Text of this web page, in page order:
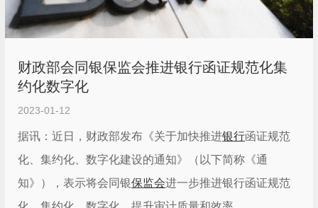
财政部会同银保监会推进银行函证规范化集
约化数字化
2023-01-12
据讯：近日，财政部发布《关于加快推进银行函证规范
化、集约化、数字化建设的通知》（以下简称《通
知》），表示将会同银保监会进一步推进银行函证规范